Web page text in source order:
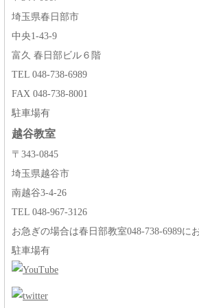
埼玉県春日部市
中央1-43-9
富久 春日部ビル６階
TEL 048-738-6989
FAX 048-738-8001
駐車場有
越谷教室
〒343-0845
埼玉県越谷市
南越谷3-4-26
TEL 048-967-3126
お急ぎの場合は春日部教室048-738-6989に
駐車場有